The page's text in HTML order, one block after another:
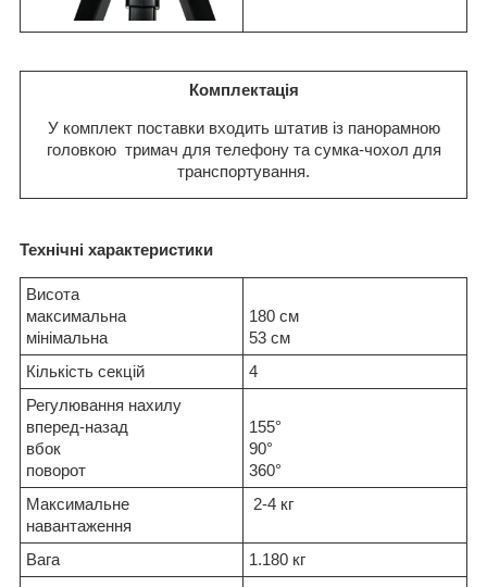
Комплектація
У комплект поставки входить штатив із панорамною
головкою тримач для телефону та сумка-чохол для
транспортування.
Технічні характеристики
Висота
максимальна
мінімальна
180 см
53 см
Кількість секцій
4
Регулювання нахилу
вперед-назад
вбок
поворот
155°
90°
360°
Максимальне
навантаження
2-4 кг
Вага
1.180 кг